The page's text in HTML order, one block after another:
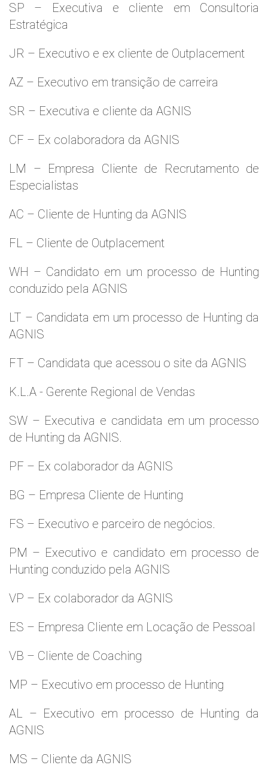
SP – Executiva e cliente em Consultoria
Estratégica
JR – Executivo e ex cliente de Outplacement
AZ – Executivo em transição de carreira
SR – Executiva e cliente da AGNIS
CF – Ex colaboradora da AGNIS
LM – Empresa Cliente de Recrutamento de
Especialistas
AC – Cliente de Hunting da AGNIS
FL – Cliente de Outplacement
WH – Candidato em um processo de Hunting
conduzido pela AGNIS
LT – Candidata em um processo de Hunting da
AGNIS
FT – Candidata que acessou o site da AGNIS
K.L.A - Gerente Regional de Vendas
SW – Executiva e candidata em um processo
de Hunting da AGNIS.
PF – Ex colaborador da AGNIS
BG – Empresa Cliente de Hunting
FS – Executivo e parceiro de negócios.
PM – Executivo e candidato em processo de
Hunting conduzido pela AGNIS
VP – Ex colaborador da AGNIS
ES – Empresa Cliente em Locação de Pessoal
VB – Cliente de Coaching
MP – Executivo em processo de Hunting
AL – Executivo em processo de Hunting da
AGNIS
MS – Cliente da AGNIS